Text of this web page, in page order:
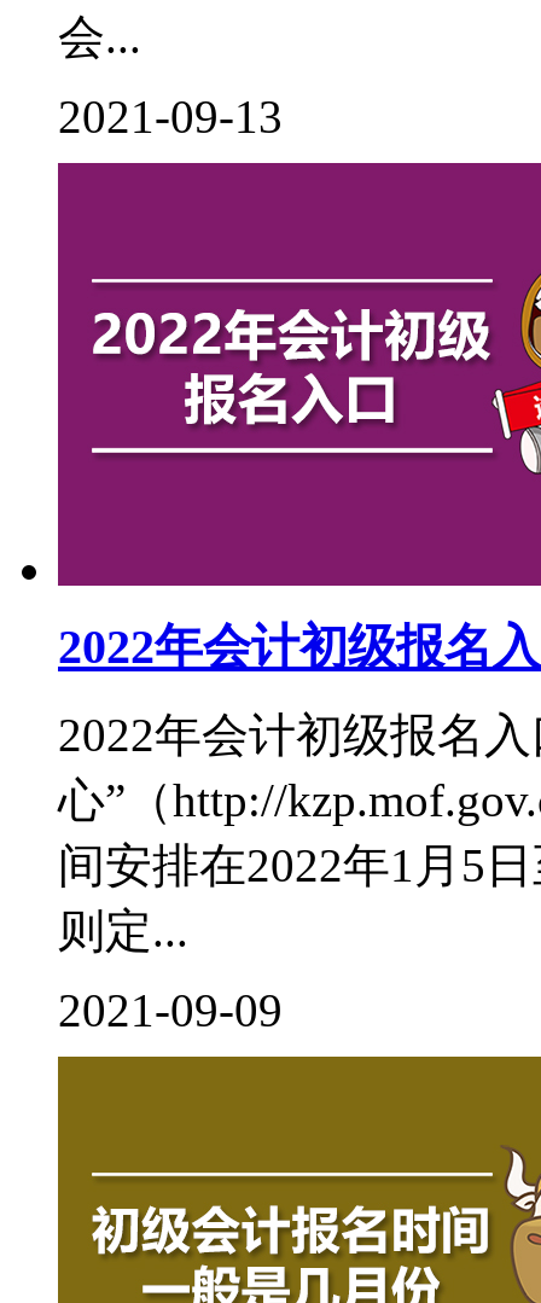
会...
2021-09-13
2022年会计初级报名
2022年会计初级报名
心”（http://
间安排在2022年1月5
则定...
2021-09-09